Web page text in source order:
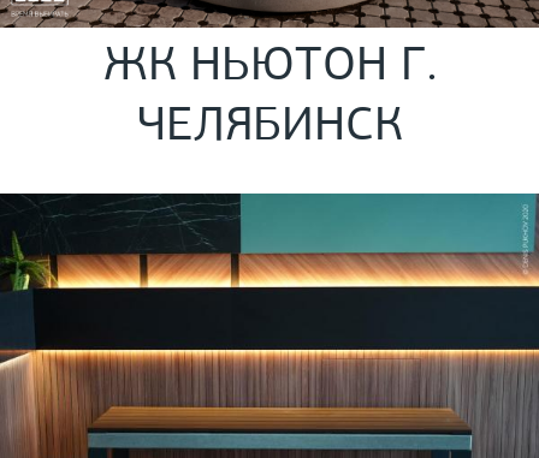
ЖК НЬЮТОН Г.
ЧЕЛЯБИНСК